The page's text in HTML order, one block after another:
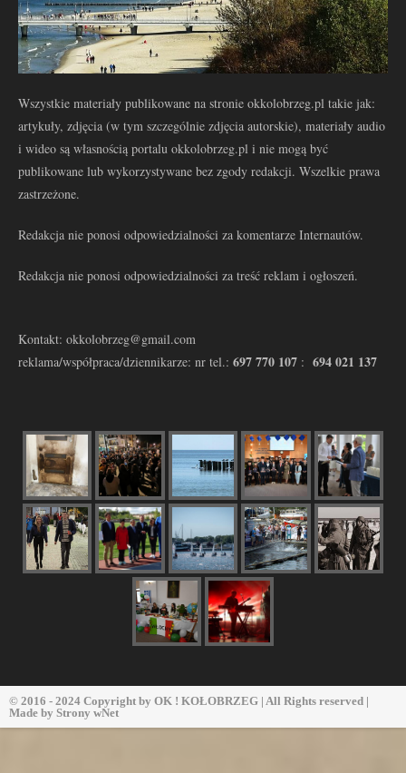
Wszystkie materiały publikowane na stronie okkolobrzeg.pl takie jak:
artykuły, zdjęcia (w tym szczególnie zdjęcia autorskie), materiały audio
i wideo są własnością portalu okkolobrzeg.pl i nie mogą być
publikowane lub wykorzystywane bez zgody redakcji. Wszelkie prawa
zastrzeżone.
Redakcja nie ponosi odpowiedzialności za komentarze Internautów.
Redakcja nie ponosi odpowiedzialności za treść reklam i ogłoszeń.
Kontakt: okkolobrzeg@gmail.com
reklama/współpraca/dziennikarze: nr tel.: 697 770 107 : 694 021 137
© 2016 - 2024 Copyright by OK ! KOŁOBRZEG | All Rights reserved |
Made by Strony wNet